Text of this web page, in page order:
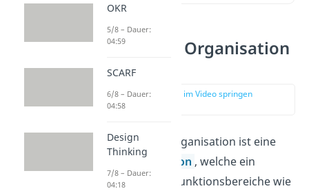
Funktionale Organisation
Definition
zur Stelle im Video springen
Die funktionale Organisation ist eine
Aufbauorganisation , welche ein
Unternehmen in Funktionsbereiche wie
OKR
5/8 – Dauer:
04:59
SCARF
6/8 – Dauer:
04:58
Design
Thinking
7/8 – Dauer:
04:18